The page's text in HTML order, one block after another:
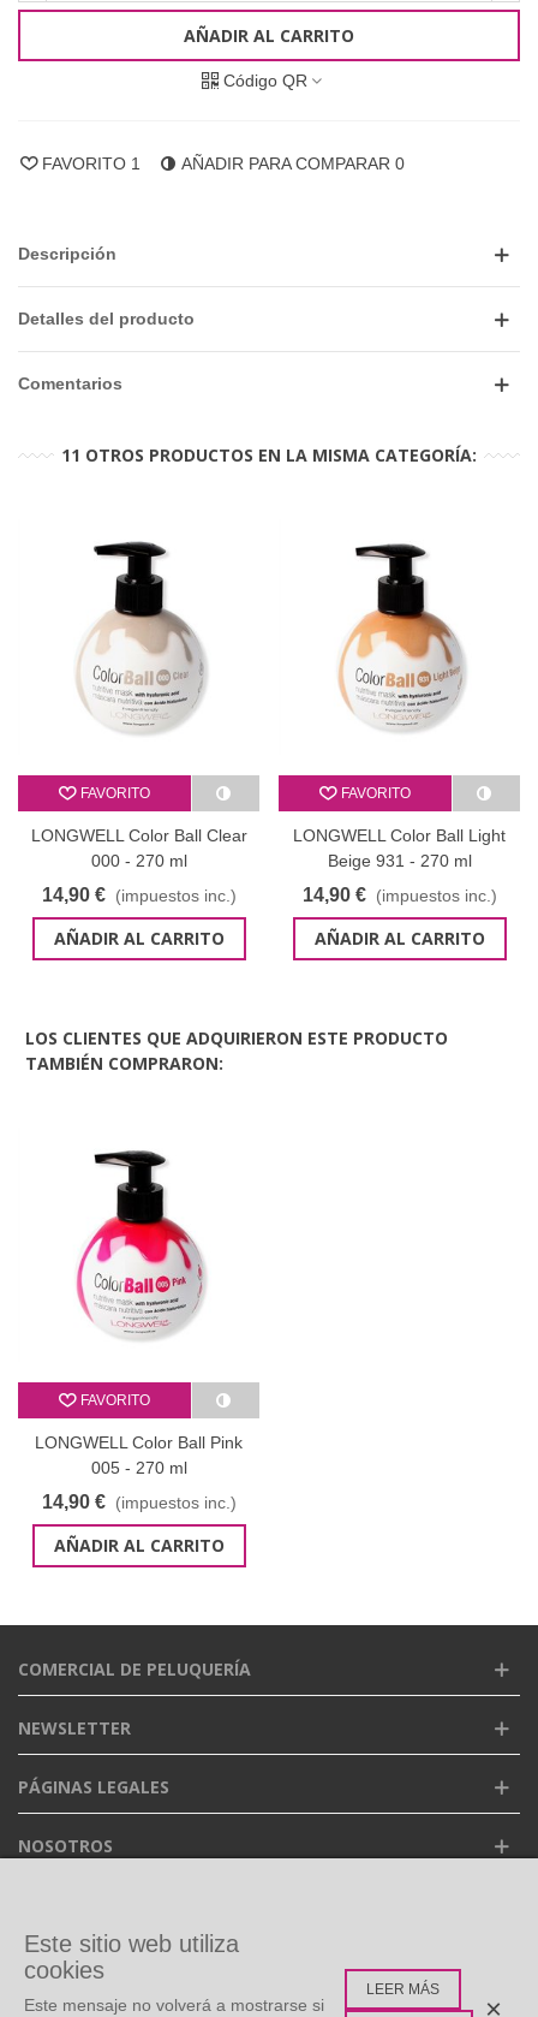
AÑADIR AL CARRITO
Código QR
FAVORITO 1 AÑADIR PARA COMPARAR 0
Descripción
Detalles del producto
Comentarios
11 OTROS PRODUCTOS EN LA MISMA CATEGORÍA:
FAVORITO
LONGWELL Color Ball Clear
000 - 270 ml
14,90 € (impuestos inc.)
AÑADIR AL CARRITO
FAVORITO
LONGWELL Color Ball Light
Beige 931 - 270 ml
14,90 € (impuestos inc.)
AÑADIR AL CARRITO
LOS CLIENTES QUE ADQUIRIERON ESTE PRODUCTO
TAMBIÉN COMPRARON:
FAVORITO
LONGWELL Color Ball Pink
005 - 270 ml
14,90 € (impuestos inc.)
AÑADIR AL CARRITO
COMERCIAL DE PELUQUERÍA
NEWSLETTER
PÁGINAS LEGALES
NOSOTROS
ETIQUETAS POPULARES
Este sitio web utiliza
cookies
Este mensaje no volverá a mostrarse si
LEER MÁS
×